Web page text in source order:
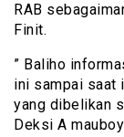
RAB
Finit.
” Baliho
ini sampai saat
yang dibelikan
Deksi A